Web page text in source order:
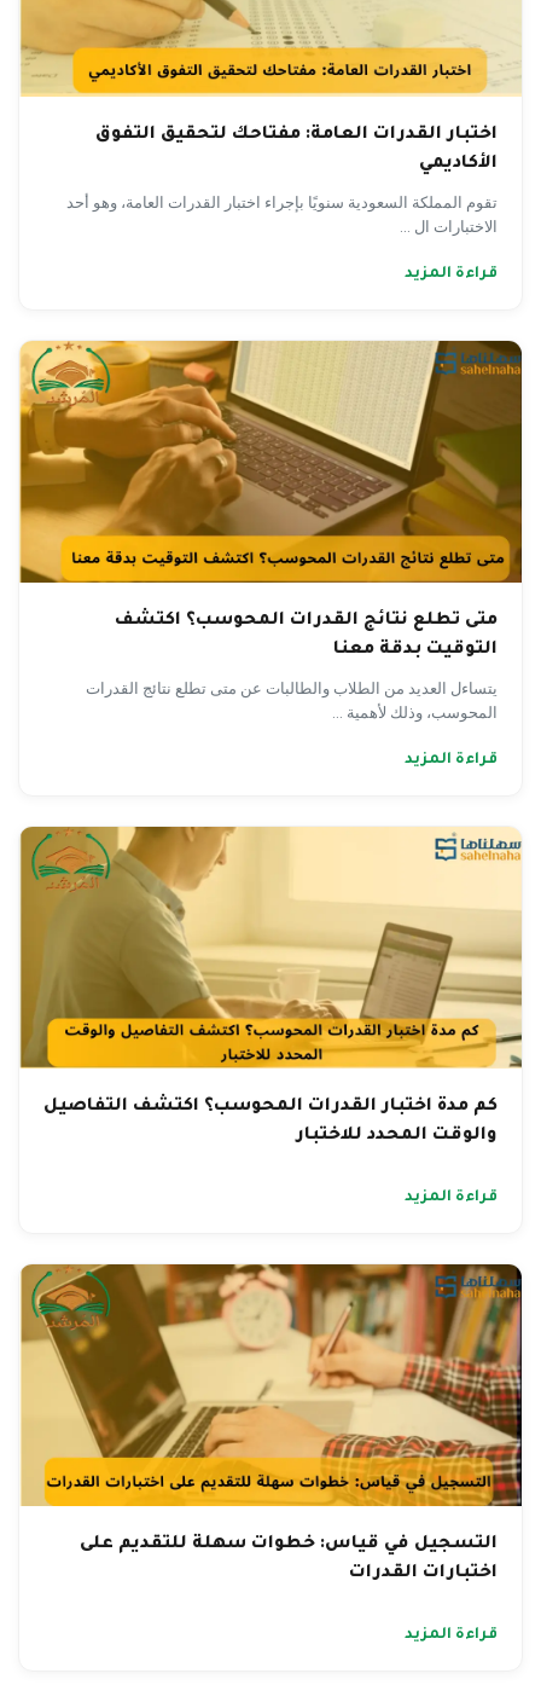
اختبار القدرات العامة: مفتاحك لتحقيق التفوق
الأكاديمي
تقوم المملكة السعودية سنويًا بإجراء اختبار القدرات العامة، وهو أحد
الاختبارات ال ...
قراءة المزيد
متى تطلع نتائج القدرات المحوسب؟ اكتشف
التوقيت بدقة معنا
يتساءل العديد من الطلاب والطالبات عن متى تطلع نتائج القدرات
المحوسب، وذلك لأهمية ...
قراءة المزيد
كم مدة اختبار القدرات المحوسب؟ اكتشف التفاصيل
والوقت المحدد للاختبار
قراءة المزيد
التسجيل في قياس: خطوات سهلة للتقديم على
اختبارات القدرات
قراءة المزيد